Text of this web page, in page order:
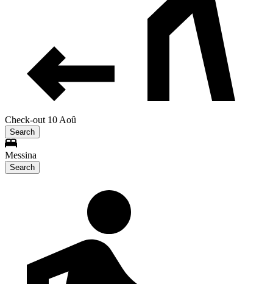
Check-out 10 Aoû
Search
Messina
Search